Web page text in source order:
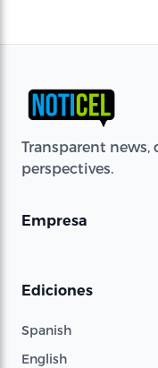
Transparent
perspectives.
Empresa
Ediciones
Spanish
English